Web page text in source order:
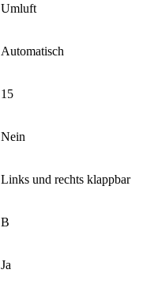
Umluft
Automatisch
15
Nein
Links und rechts klappbar
B
Ja